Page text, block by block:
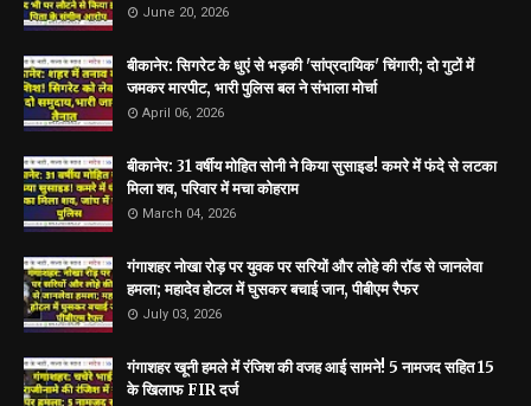
June 20, 2026
बीकानेर: सिगरेट के धुएं से भड़की 'सांप्रदायिक' चिंगारी; दो गुटों में
जमकर मारपीट, भारी पुलिस बल ने संभाला मोर्चा
April 06, 2026
बीकानेर: 31 वर्षीय मोहित सोनी ने किया सुसाइड! कमरे में फंदे से लटका
मिला शव, परिवार में मचा कोहराम
March 04, 2026
गंगाशहर नोखा रोड़ पर युवक पर सरियों और लोहे की रॉड से जानलेवा
हमला; महादेव होटल में घुसकर बचाई जान, पीबीएम रैफर
July 03, 2026
गंगाशहर खूनी हमले में रंजिश की वजह आई सामने! 5 नामजद सहित 15
के खिलाफ FIR दर्ज